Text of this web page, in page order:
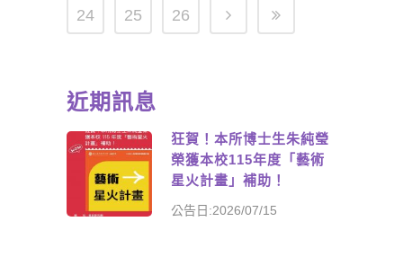
24 25 26
近期訊息
狂賀！本所博士生朱純瑩
榮獲本校115年度「藝術
星火計畫」補助！
公告日:2026/07/15